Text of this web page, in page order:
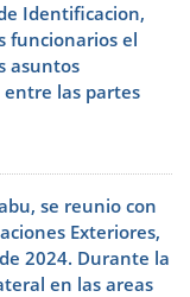
Identificacion,
funcionarios el
asuntos
las partes
se reunio con
Exteriores,
2024. Durante la
en las areas